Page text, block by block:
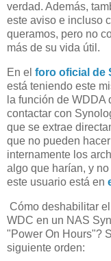
verdad. Además,
este aviso e incluso
queramos, pero no
más de su vida útil.
En el foro oficial de
está teniendo este
la función de WDDA
contactar con
que se extrae
que no pueden
internamente los
algo que harían, y
este usuario está en
Cómo deshabilitar
WDC en un NAS
"Power On Hours"?
siguiente orden: